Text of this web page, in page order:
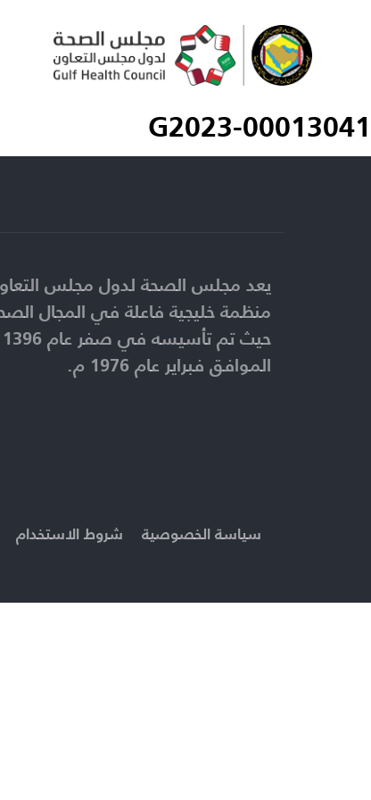
G2023-00013041
يعد مجلس الصحة لدول مجلس
منظمة خليجية فاعلة في المجال
الموافق فبراير عام 1976 م.
شروط الاستخدام سياسة الخصوصية